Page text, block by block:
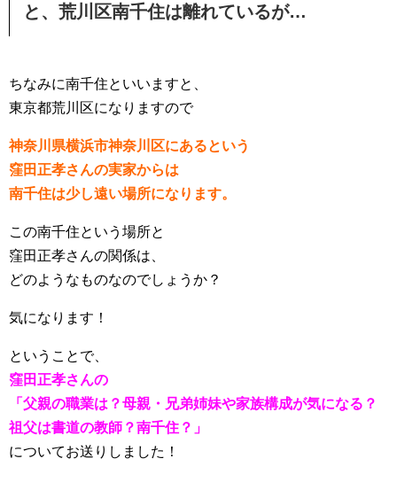
と、荒川区南千住は離れているが…
ちなみに南千住といいますと、
東京都荒川区になりますので
神奈川県横浜市神奈川区にあるという
窪田正孝さんの実家からは
南千住は少し遠い場所になります。
この南千住という場所と
窪田正孝さんの関係は、
どのようなものなのでしょうか？
気になります！
ということで、
窪田正孝さんの
「父親の職業は？母親・兄弟姉妹や家族構成が気になる？
祖父は書道の教師？南千住？」
についてお送りしました！